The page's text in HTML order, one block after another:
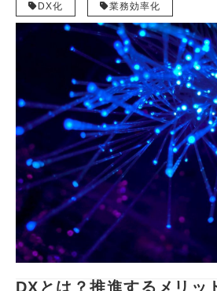
DX化 業務効率化
DXとは？推進するメリッ